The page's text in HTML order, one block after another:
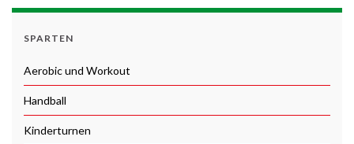
SPARTEN
Aerobic und Workout
Handball
Kinderturnen